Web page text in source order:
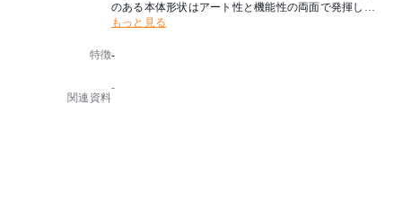
のある本体形状はアート性と機能性の両面で発揮しま
す。
室内の残響音を抑える効果があります。
ージやコーポレートカラーなどでデザインアクセント
もっと見る
特徴-
関連資料
-